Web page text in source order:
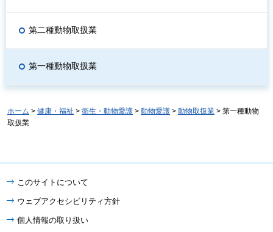
第二種動物取扱業
第一種動物取扱業
ホーム > 健康・福祉 > 衛生・動物愛護 > 動物愛護 > 動物取扱業 > 第一種動物
取扱業
このサイトについて
ウェブアクセシビリティ方針
個人情報の取り扱い